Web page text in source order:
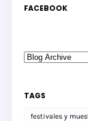
FACEBOOK
TAGS
festivales y